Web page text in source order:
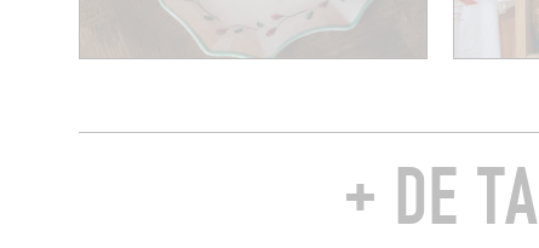
+ DE